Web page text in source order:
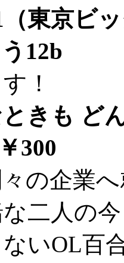
東京ビ
12b
！
ときも ど
300
の企業
二人の
いOL百